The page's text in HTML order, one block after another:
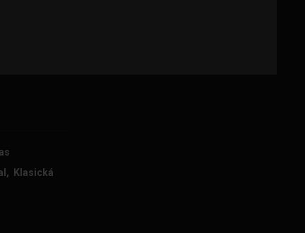
Klasická